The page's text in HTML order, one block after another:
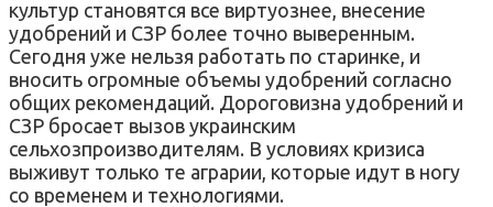
культур становятся все виртуознее, внесение
удобрений и СЗР более точно выверенным.
Сегодня уже нельзя работать по старинке, и
вносить огромные объемы удобрений согласно
общих рекомендаций. Дороговизна удобрений и
СЗР бросает вызов украинским
сельхозпроизводителям. В условиях кризиса
выживут только те аграрии, которые идут в ногу
со временем и технологиями.